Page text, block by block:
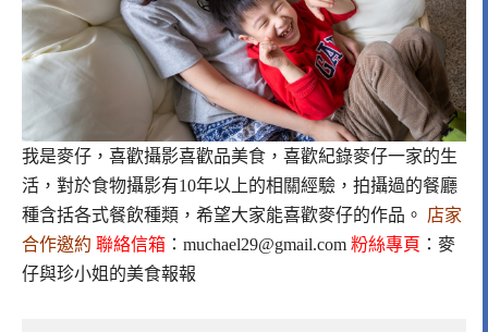
我是麥仔，喜歡攝影喜歡品美食，喜歡紀錄麥仔一家的生
活，對於食物攝影有10年以上的相關經驗，拍攝過的餐廳
種含括各式餐飲種類，希望大家能喜歡麥仔的作品。 店家
合作邀約 聯絡信箱 ： muchael29@gmail.com 粉絲專頁 ： 麥
仔與珍小姐的美食報報